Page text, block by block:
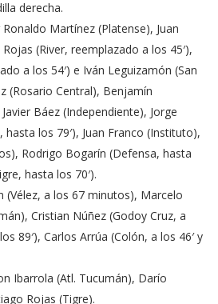
derecha.
Ronaldo Martínez (Platense), Juan
(River, reemplazado a los 45′),
a los 54′) e Iván Leguizamón (San
(Rosario Central), Benjamín
Báez (Independiente), Jorge
hasta los 79′), Juan Franco (Instituto),
Rodrigo Bogarín (Defensa, hasta
hasta los 70′).
(Vélez, a los 67 minutos), Marcelo
Cristian Núñez (Godoy Cruz, a
89′), Carlos Arrúa (Colón, a los 46′ y
Ibarrola (Atl. Tucumán), Darío
Rojas (Tigre).